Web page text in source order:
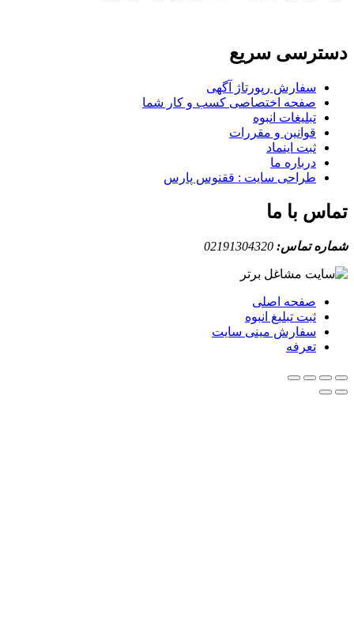
سریع
سفارش رپورتاژ آگهی
صفحه اختصاصی کسب و کار شما
تبلیغات انبوه
قوانین و مقررات
ثبت اینماد
درباره ما
طراحی سایت : ققنوس پارس
با ما
تماس:02191304320
صفحه اصلی
ثبت تبلیغ انبوه
سفارش مینی سایت
تعرفه